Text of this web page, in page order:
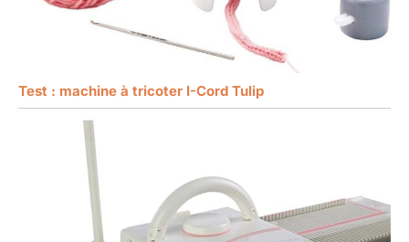
Test : machine à tricoter I-Cord Tulip